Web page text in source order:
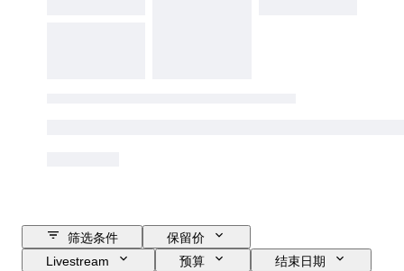
筛选条件
保留价
Livestream
预算
结束日期